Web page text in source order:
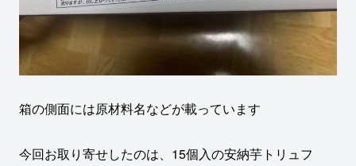
箱の側面には原材料名などが載っています
今回お取り寄せしたのは、15個入の安納芋トリュフ